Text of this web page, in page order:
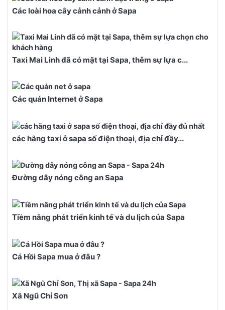
Các loài hoa cây cảnh cảnh ở Sapa
Taxi Mai Linh đã có mặt tại Sapa, thêm sự lựa c...
Các quán Internet ở Sapa
các hãng taxi ở sapa số điện thoại, địa chỉ đầy...
Đường dây nóng công an Sapa
Tiềm năng phát triển kinh tế và du lịch của Sapa
Cá Hồi Sapa mua ở đâu ?
Xã Ngũ Chỉ Sơn